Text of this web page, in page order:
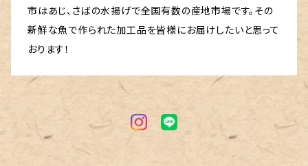
市はあじ、さばの水揚げで全国有数の産地市場です。その
新鮮な魚で作られた加工品を皆様にお届けしたいと思って
おります！